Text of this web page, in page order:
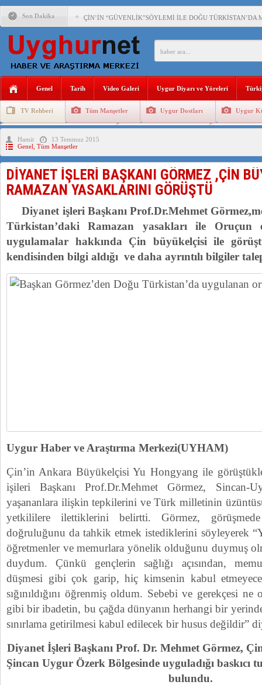
Son Dakika ÇİN’İN “GÜVENLİK”SÖYLEMİ İLE DOĞU TÜRKİSTAN’DA
PAKİSTAN,AFGANİSTAN’DA YAŞAYAN UYGURLARA
ANAHTAR PARTİ GENEL BAŞKANI AĞIRALİOĞLU :
ÇİN’İN DOĞU TÜRKİSTAN’DAKİ UYGULAMALARI
150 YILDIR KAYNAYAN YARAMIZ : ÇİN İŞGALİNDEKİ
ÇİN’İN UYGUR POLİTİKALARINI ÖVEN DİYANET
MHP’DEN URUMÇİ KATLİAMI MESAJİ : 05.07.2009
Genel Tarih Video Galeri Uygur Diyarı ve Yöreleri
TV Rehberi Tüm Manşetler Uygur Dostları Uygur
Uygurlarda Düğün ve Cenaze
Hamit
13 Temmuz 2015
Genel Tüm Manşetler
DİYANET İŞLERİ BAŞKANI GÖRMEZ ,ÇİN
RAMAZAN YASAKLARINI GÖRÜŞTÜ
Diyanet işleri Başkanı Prof.Dr.Mehmet
Türkistan’daki Ramazan yasakları ile Oruçun
uygulamalar hakkında Çin büyükelçisi ile
kendisinden bilgi aldığı ve daha ayrıntılı bilgiler
Uygur Haber ve Araştırma Merkezi(UYHAM)
Çin’in Ankara Büyükelçisi Yu Hongyang ile
işileri Başkanı Prof.Dr.Mehmet Görmez, Sincan-
yaşananlara ilişkin tepkilerini ve Türk milletinin
yetkililere ilettiklerini belirtti. Görmez,
doğruluğunu da tahkik etmek istediklerini söyleyerek
öğretmenler ve memurlara yönelik olduğunu duymuş
duydum. Çünkü gençlerin sağlığı açısından,
düşmesi gibi çok garip, hiç kimsenin kabul
sığınıldığını öğrenmiş oldum. Sebebi ve gerekçesi
gibi bir ibadetin, bu çağda dünyanın herhangi bir yerinde
sınırlama getirilmesi kabul edilecek bir husus değildir”
Diyanet İşleri Başkanı Prof. Dr. Mehmet Görmez,
Şincan Uygur Özerk Bölgesinde uyguladığı baskıcı
bulundu.